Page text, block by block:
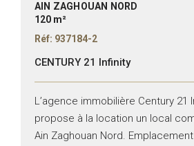
AIN ZAGHOUAN NORD
120 m²
Réf: 937184-2
CENTURY 21 Infinity
L’agence immobilière Century 21
propose à la location un local
Ain Zaghouan Nord.